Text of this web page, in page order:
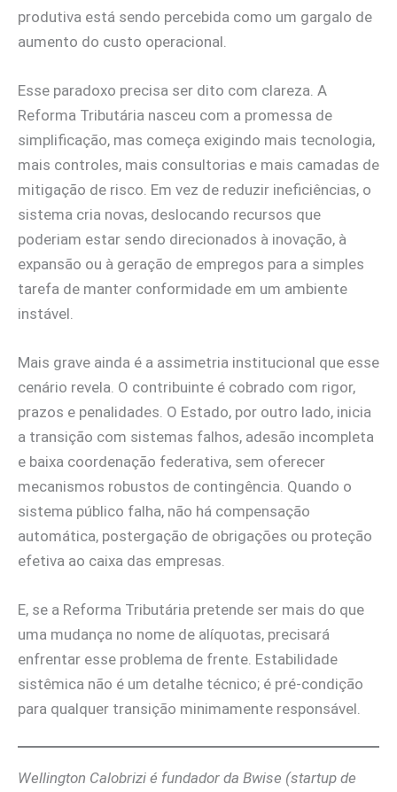
produtiva está sendo percebida como um gargalo de
aumento do custo operacional.
Esse paradoxo precisa ser dito com clareza. A
Reforma Tributária nasceu com a promessa de
simplificação, mas começa exigindo mais tecnologia,
mais controles, mais consultorias e mais camadas de
mitigação de risco. Em vez de reduzir ineficiências, o
sistema cria novas, deslocando recursos que
poderiam estar sendo direcionados à inovação, à
expansão ou à geração de empregos para a simples
tarefa de manter conformidade em um ambiente
instável.
Mais grave ainda é a assimetria institucional que esse
cenário revela. O contribuinte é cobrado com rigor,
prazos e penalidades. O Estado, por outro lado, inicia
a transição com sistemas falhos, adesão incompleta
e baixa coordenação federativa, sem oferecer
mecanismos robustos de contingência. Quando o
sistema público falha, não há compensação
automática, postergação de obrigações ou proteção
efetiva ao caixa das empresas.
E, se a Reforma Tributária pretende ser mais do que
uma mudança no nome de alíquotas, precisará
enfrentar esse problema de frente. Estabilidade
sistêmica não é um detalhe técnico; é pré-condição
para qualquer transição minimamente responsável.
Wellington Calobrizi é fundador da Bwise (startup de